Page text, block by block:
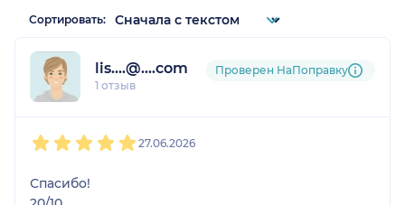
Сортировать:
lis....@....com
1 отзыв
Проверен НаПоправку
27.06.2026
Спасибо!